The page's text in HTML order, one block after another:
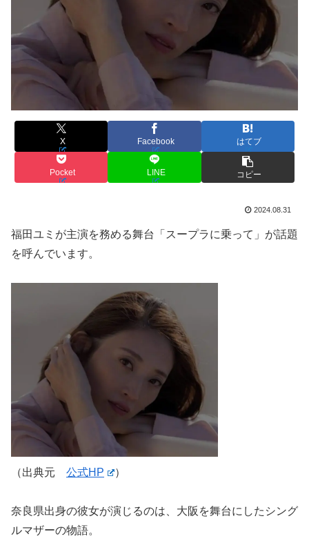
X Facebook はてブ
Pocket LINE コピー
2024.08.31
福田ユミが主演を務める舞台「スープラに乗って」が話題
を呼んでいます。
（出典元 公式HP ）
奈良県出身の彼女が演じるのは、大阪を舞台にしたシング
ルマザーの物語。